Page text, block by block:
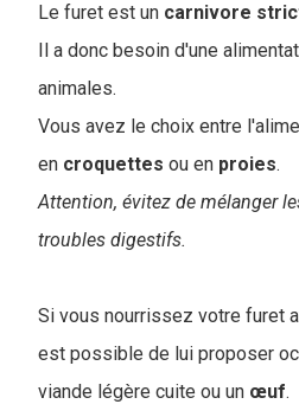
Le furet est un carnivore
Il a donc besoin d'une
animales.
Vous avez le choix entre
en croquettes ou en proies.
Attention, évitez de mélanger
troubles digestifs.
Si vous nourrissez votre furet
est possible de lui proposer
viande légère cuite ou un œuf.